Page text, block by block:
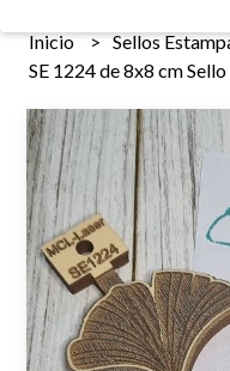
Inicio
Sellos
SE 1224 de 8x8 cm